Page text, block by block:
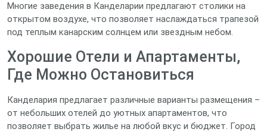
Многие заведения в Канделарии предлагают столики на
открытом воздухе, что позволяет наслаждаться трапезой
под теплым канарским солнцем или звездным небом.
Хорошие Отели и Апартаменты,
Где Можно Остановиться
Канделария предлагает различные варианты размещения –
от небольших отелей до уютных апартаментов, что
позволяет выбрать жилье на любой вкус и бюджет. Город